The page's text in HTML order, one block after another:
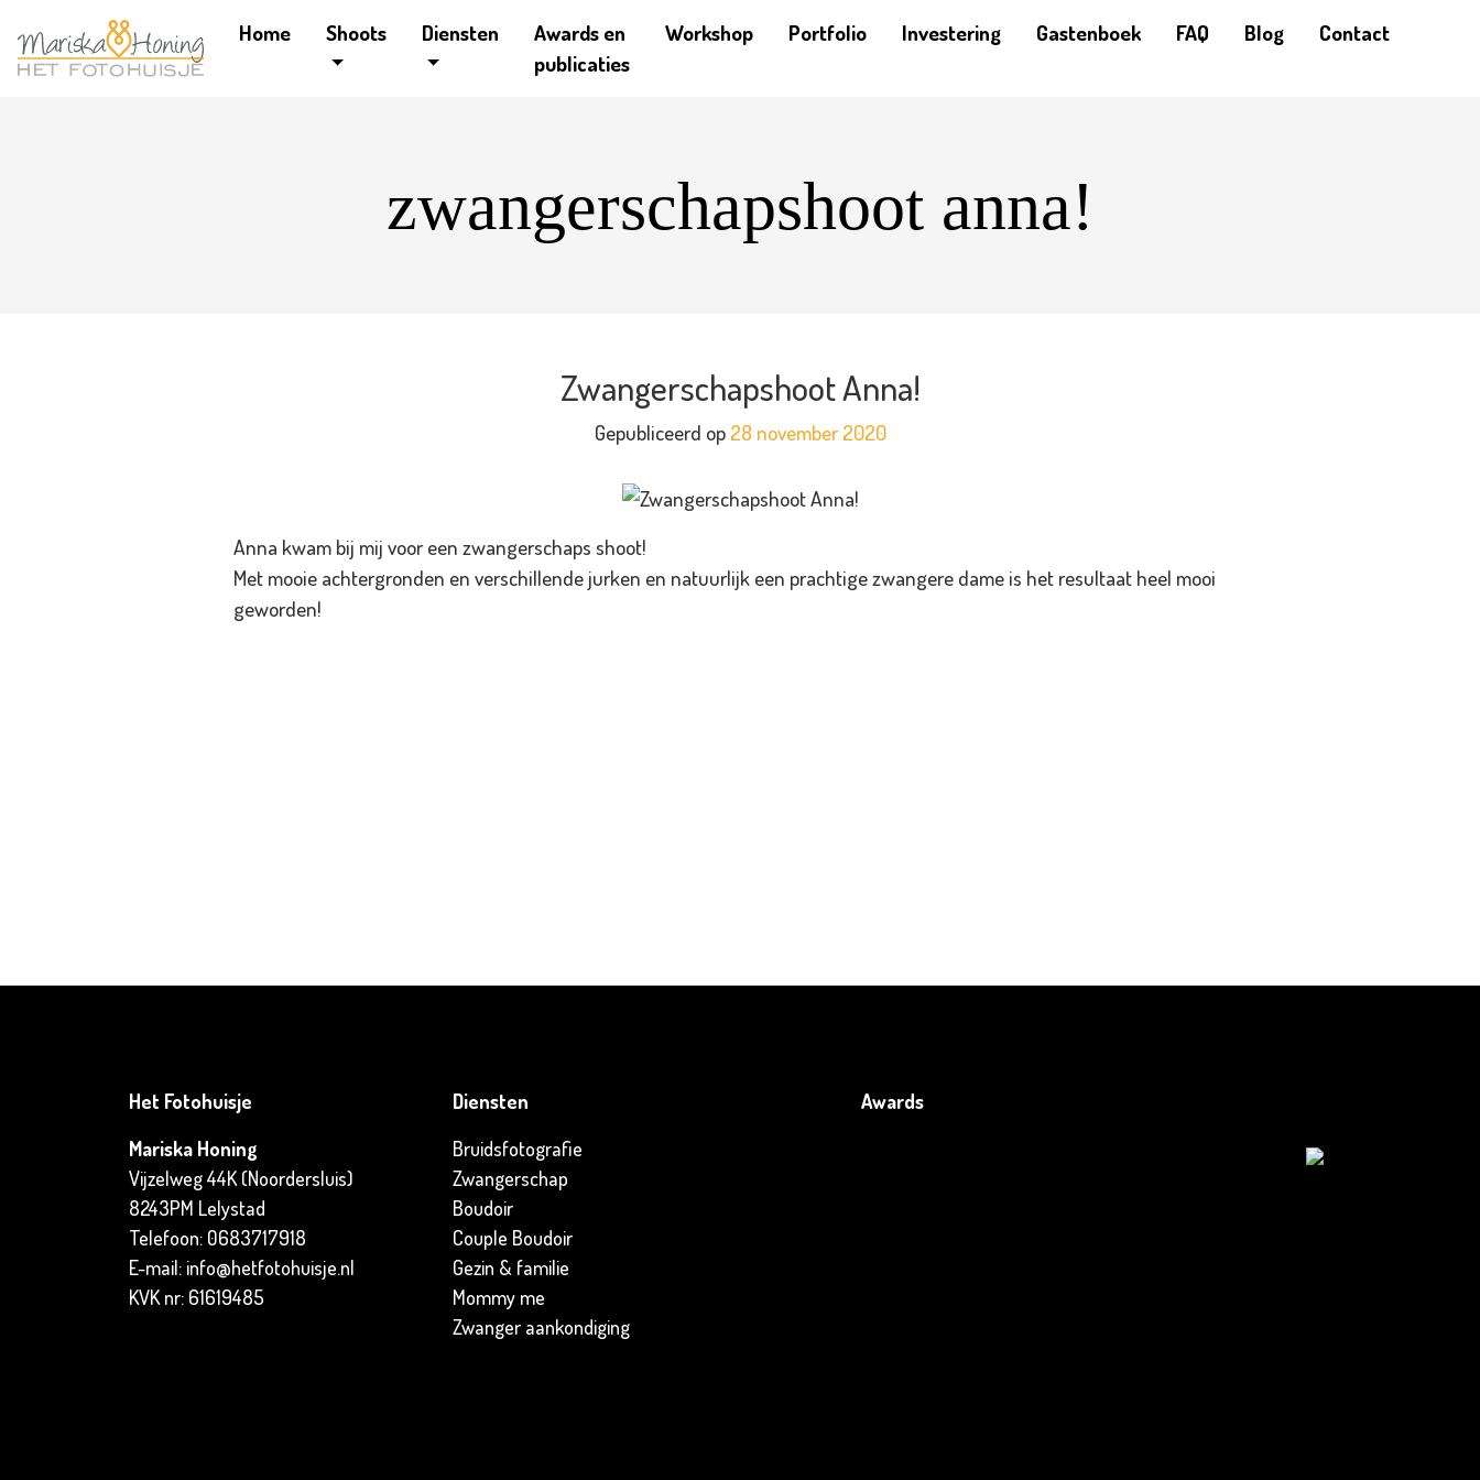
Home Shoots Diensten
Awards en
publicaties
Workshop Portfolio Investering Gastenboek FAQ Blog Contact
zwangerschapshoot anna!
Zwangerschapshoot Anna!
Gepubliceerd op 28 november 2020
Anna kwam bij mij voor een zwangerschaps shoot!
Met mooie achtergronden en verschillende jurken en natuurlijk een prachtige zwangere dame is het resultaat heel mooi
geworden!
Het Fotohuisje
Mariska Honing
Vijzelweg 44K (Noordersluis)
8243PM Lelystad
Telefoon: 0683717918
E-mail: info@hetfotohuisje.nl
KVK nr: 61619485
Diensten
Bruidsfotografie
Zwangerschap
Boudoir
Couple Boudoir
Gezin & familie
Mommy me
Zwanger aankondiging
Awards